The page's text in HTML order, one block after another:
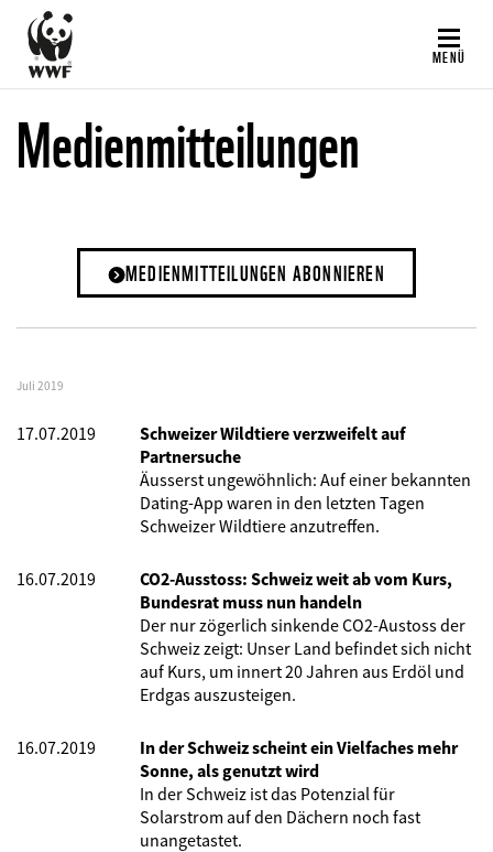
Direkt
zum
Inhalt
MENÜ
Medienmitteilungen
MEDIENMITTEILUNGEN ABONNIEREN
Juli 2019
17.07.2019
Schweizer Wildtiere verzweifelt auf
Partnersuche
Äusserst ungewöhnlich: Auf einer bekannten
Dating-App waren in den letzten Tagen
Schweizer Wildtiere anzutreffen.
16.07.2019
CO2-Ausstoss: Schweiz weit ab vom Kurs,
Bundesrat muss nun handeln
Der nur zögerlich sinkende CO2-Austoss der
Schweiz zeigt: Unser Land befindet sich nicht
auf Kurs, um innert 20 Jahren aus Erdöl und
Erdgas auszusteigen.
16.07.2019
In der Schweiz scheint ein Vielfaches mehr
Sonne, als genutzt wird
In der Schweiz ist das Potenzial für
Solarstrom auf den Dächern noch fast
unangetastet.